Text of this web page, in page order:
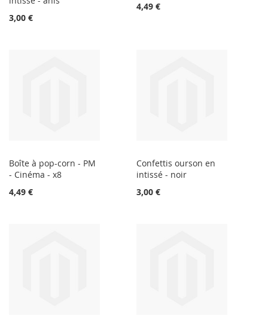
3,00 €
4,49 €
Boîte à pop-corn - PM
- Cinéma - x8
4,49 €
Confettis ourson en
intissé - noir
3,00 €